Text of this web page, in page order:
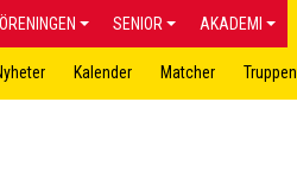
SENIOR AKADEMI
Kalender Matcher Truppen